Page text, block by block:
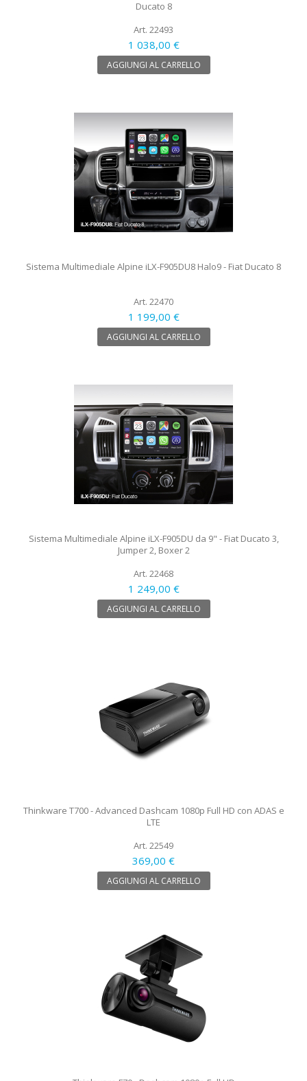
Ducato 8
Art. 22493
1 038,00 €
AGGIUNGI AL CARRELLO
Sistema Multimediale Alpine iLX-F905DU8 Halo9 - Fiat Ducato 8
Art. 22470
1 199,00 €
AGGIUNGI AL CARRELLO
Sistema Multimediale Alpine iLX-F905DU da 9" - Fiat Ducato 3,
Jumper 2, Boxer 2
Art. 22468
1 249,00 €
AGGIUNGI AL CARRELLO
Thinkware T700 - Advanced Dashcam 1080p Full HD con ADAS e
LTE
Art. 22549
369,00 €
AGGIUNGI AL CARRELLO